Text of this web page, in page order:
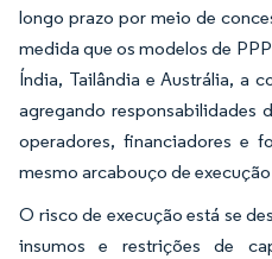
longo prazo por meio de
medida que os modelos de
Índia, Tailândia e Austrália, a
agregando responsabilidades
operadores, financiadores e
mesmo arcabouço de
O risco de execução está se
insumos e restrições de